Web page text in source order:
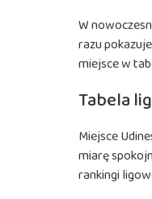
W
razu
miejsce w
Tabela
Miejsce
miarę
rankingi